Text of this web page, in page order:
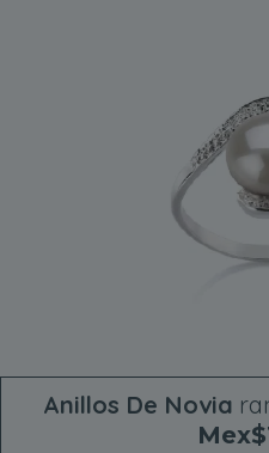
Anillos De Novia